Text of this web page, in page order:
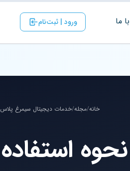
‌ما ورود | ثبت‌نام
خانه/مجله/خدمات دیجیتال سیمرغ پلاس
استفاده